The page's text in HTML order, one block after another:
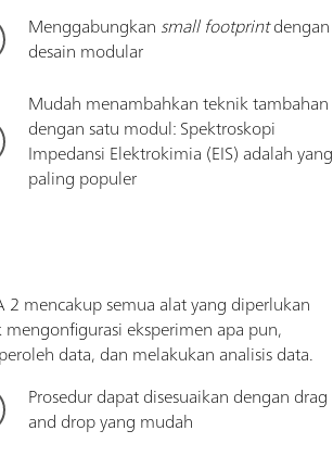
Menggabungkan small footprintdengan
desain modular
Mudah menambahkan teknik tambahan
dengan satu modul: Spektroskopi
Impedansi Elektrokimia (EIS) adalah yang
paling populer
2 mencakup semua alat yang diperlukan
eksperimen apa pun,
data, dan melakukan analisis data.
Prosedur dapat disesuaikan dengan drag
and drop yang mudah